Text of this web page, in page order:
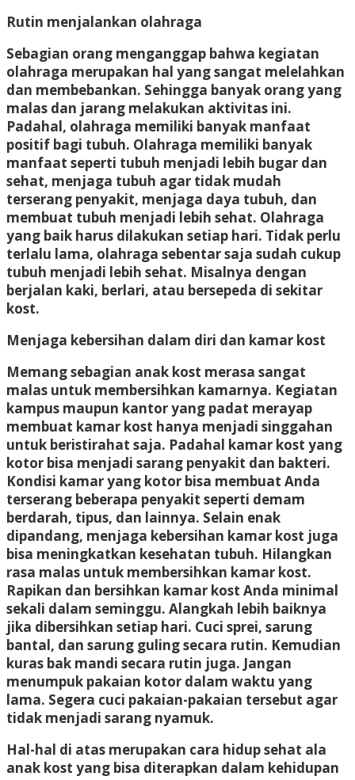
Rutin menjalankan olahraga
Sebagian orang menganggap bahwa kegiatan
olahraga merupakan hal yang sangat melelahkan
dan membebankan. Sehingga banyak orang yang
malas dan jarang melakukan aktivitas ini.
Padahal, olahraga memiliki banyak manfaat
positif bagi tubuh. Olahraga memiliki banyak
manfaat seperti tubuh menjadi lebih bugar dan
sehat, menjaga tubuh agar tidak mudah
terserang penyakit, menjaga daya tubuh, dan
membuat tubuh menjadi lebih sehat. Olahraga
yang baik harus dilakukan setiap hari. Tidak perlu
terlalu lama, olahraga sebentar saja sudah cukup
tubuh menjadi lebih sehat. Misalnya dengan
berjalan kaki, berlari, atau bersepeda di sekitar
kost.
Menjaga kebersihan dalam diri dan kamar kost
Memang sebagian anak kost merasa sangat
malas untuk membersihkan kamarnya. Kegiatan
kampus maupun kantor yang padat merayap
membuat kamar kost hanya menjadi singgahan
untuk beristirahat saja. Padahal kamar kost yang
kotor bisa menjadi sarang penyakit dan bakteri.
Kondisi kamar yang kotor bisa membuat Anda
terserang beberapa penyakit seperti demam
berdarah, tipus, dan lainnya. Selain enak
dipandang, menjaga kebersihan kamar kost juga
bisa meningkatkan kesehatan tubuh. Hilangkan
rasa malas untuk membersihkan kamar kost.
Rapikan dan bersihkan kamar kost Anda minimal
sekali dalam seminggu. Alangkah lebih baiknya
jika dibersihkan setiap hari. Cuci sprei, sarung
bantal, dan sarung guling secara rutin. Kemudian
kuras bak mandi secara rutin juga. Jangan
menumpuk pakaian kotor dalam waktu yang
lama. Segera cuci pakaian-pakaian tersebut agar
tidak menjadi sarang nyamuk.
Hal-hal di atas merupakan cara hidup sehat ala
anak kost yang bisa diterapkan dalam kehidupan